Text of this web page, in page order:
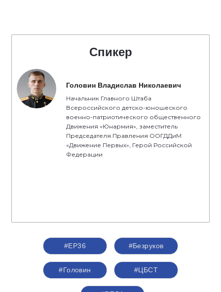
Спикер
Головин Владислав Николаевич
Начальник Главного Штаба
Всероссийского детско-юношеского
военно-патриотического общественного
Движения «Юнармия», заместитель
Председателя Правления ООГДДиМ
«Движение Первых», Герой Российской
Федерации
#ЕР36 #Безруков
#Головин #ЦБСТ